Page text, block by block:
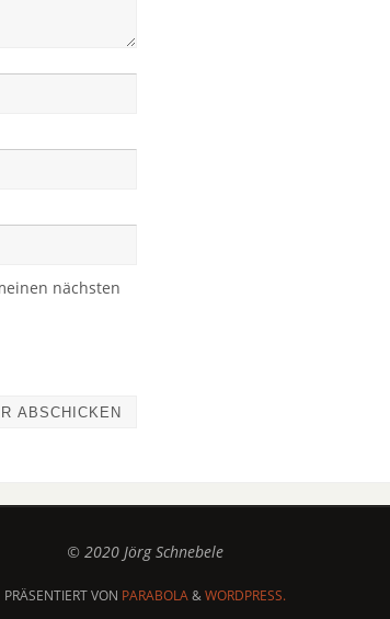
nächsten
© 2020 Jörg Schnebele
PRÄSENTIERT VON PARABOLA&WORDPRESS.